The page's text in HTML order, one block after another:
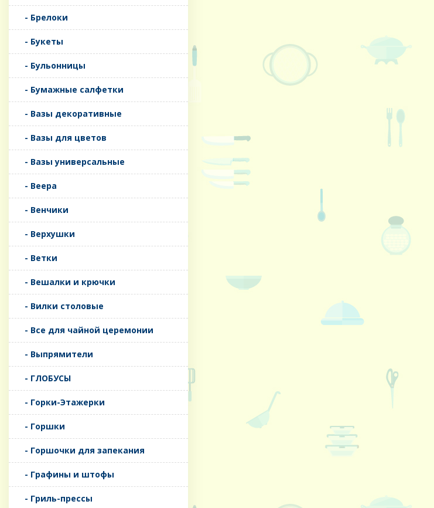
- Брелоки
- Букеты
- Бульонницы
- Бумажные салфетки
- Вазы декоративные
- Вазы для цветов
- Вазы универсальные
- Веера
- Венчики
- Верхушки
- Ветки
- Вешалки и крючки
- Вилки столовые
- Все для чайной церемонии
- Выпрямители
- ГЛОБУСЫ
- Горки-Этажерки
- Горшки
- Горшочки для запекания
- Графины и штофы
- Гриль-прессы